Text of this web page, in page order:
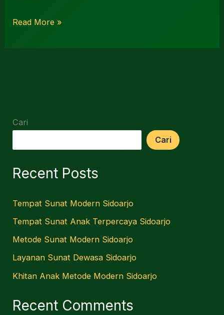
Read More »
Cari
Cari
Recent Posts
Tempat Sunat Modern Sidoarjo
Tempat Sunat Anak Terpercaya Sidoarjo
Metode Sunat Modern Sidoarjo
Layanan Sunat Dewasa Sidoarjo
Khitan Anak Metode Modern Sidoarjo
Recent Comments